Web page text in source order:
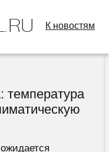
К новостям
температура